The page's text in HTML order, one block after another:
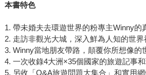
本書特色
1. 帶未婚夫去環遊世界的粉專主Winny的
2. 走訪非觀光大城，深入鮮為人知的世界
3. Winny當地朋友帶路，顛覆你所想像的
4. 一次收錄4大洲×35個國家的旅遊記事和
5. 另收「Q&A旅遊問題大集合」和實用網